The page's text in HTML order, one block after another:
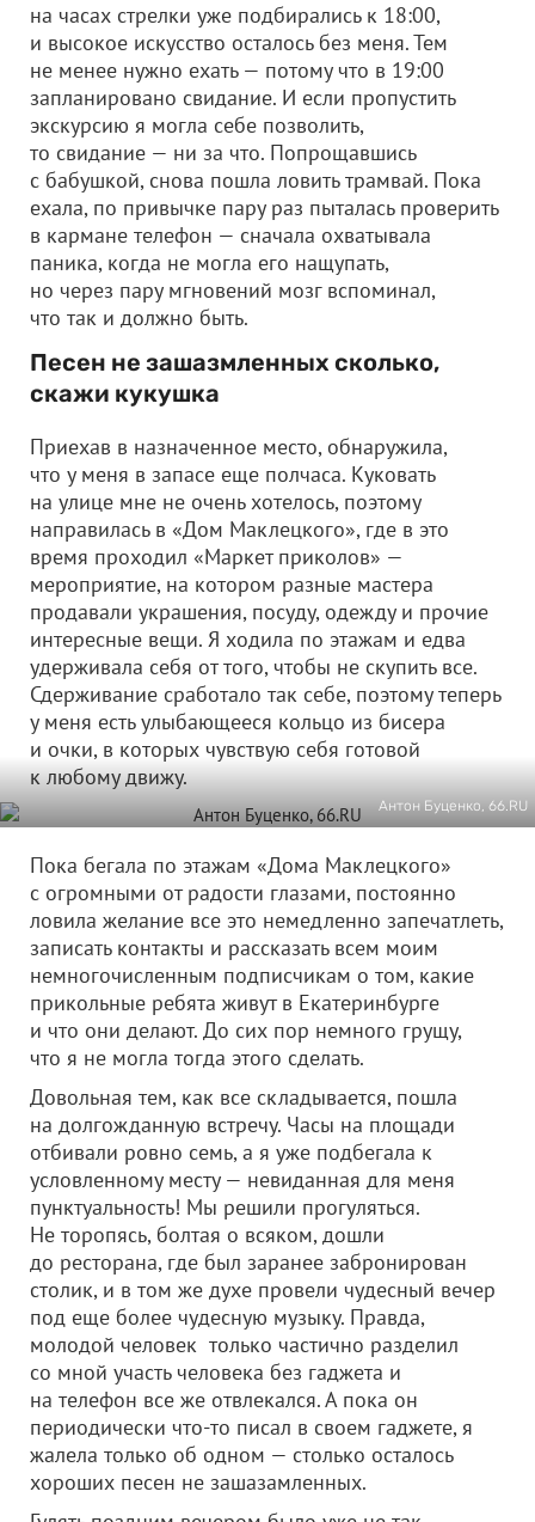
на часах стрелки уже подбирались к 18:00,
и высокое искусство осталось без меня. Тем
не менее нужно ехать — потому что в 19:00
запланировано свидание. И если пропустить
экскурсию я могла себе позволить,
то свидание — ни за что. Попрощавшись
с бабушкой, снова пошла ловить трамвай. Пока
ехала, по привычке пару раз пыталась проверить
в кармане телефон — сначала охватывала
паника, когда не могла его нащупать,
но через пару мгновений мозг вспоминал,
что так и должно быть.
Песен не зашазмленных сколько,
скажи кукушка
Приехав в назначенное место, обнаружила,
что у меня в запасе еще полчаса. Куковать
на улице мне не очень хотелось, поэтому
направилась в «Дом Маклецкого», где в это
время проходил «Маркет приколов» —
мероприятие, на котором разные мастера
продавали украшения, посуду, одежду и прочие
интересные вещи. Я ходила по этажам и едва
удерживала себя от того, чтобы не скупить все.
Сдерживание сработало так себе, поэтому теперь
у меня есть улыбающееся кольцо из бисера
и очки, в которых чувствую себя готовой
к любому движу.
Антон Буценко, 66.RU
Пока бегала по этажам «Дома Маклецкого»
с огромными от радости глазами, постоянно
ловила желание все это немедленно запечатлеть,
записать контакты и рассказать всем моим
немногочисленным подписчикам о том, какие
прикольные ребята живут в Екатеринбурге
и что они делают. До сих пор немного грущу,
что я не могла тогда этого сделать.
Довольная тем, как все складывается, пошла
на долгожданную встречу. Часы на площади
отбивали ровно семь, а я уже подбегала к
условленному месту — невиданная для меня
пунктуальность! Мы решили прогуляться.
Не торопясь, болтая о всяком, дошли
до ресторана, где был заранее забронирован
столик, и в том же духе провели чудесный вечер
под еще более чудесную музыку. Правда,
молодой человек только частично разделил
со мной участь человека без гаджета и
на телефон все же отвлекался. А пока он
периодически что-то писал в своем гаджете, я
жалела только об одном — столько осталось
хороших песен не зашазамленных.